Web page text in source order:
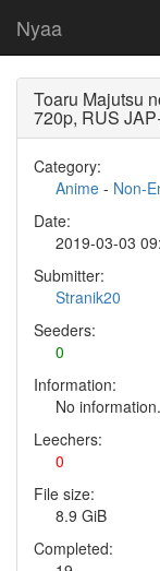
Nyaa
Toaru Majutsu
720p, RUS
Category:
Anime - Non-
Date:
2019-03-03
Submitter:
Stranik20
Seeders:
0
Information:
No information.
Leechers:
0
File size:
8.9 GiB
Completed: